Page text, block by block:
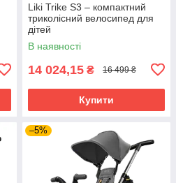
Liki Trike S3 – компактний
триколісний велосипед для
дітей
В наявності
14 024,15 ₴ 16 499 ₴
Купити
–5%